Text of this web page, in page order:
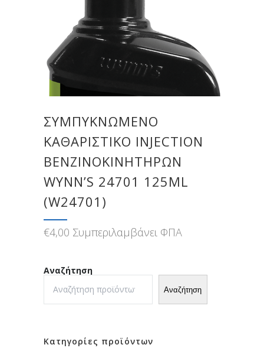
ΣΥΜΠΥΚΝΩΜΈΝΟ
ΚΑΘΑΡΙΣΤΙΚΌ INJECTION
ΒΕΝΖΙΝΟΚΙΝΗΤΉΡΩΝ
WYNN’S 24701 125ML
(W24701)
€4,00 Συμπεριλαμβάνει ΦΠΑ
Αναζήτηση
Αναζήτηση
Κατηγορίες προϊόντων